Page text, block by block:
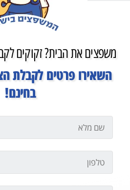
משפצים את הבית? זקוקים
השאירו פרטים לקבלת
בחינם!